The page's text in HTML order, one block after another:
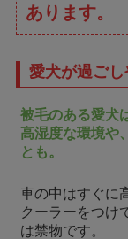
あります。
愛犬が過ごし
被毛のある愛犬
高湿度な環境や
とも。
車の中はすぐに
クーラーをつけ
は禁物です。